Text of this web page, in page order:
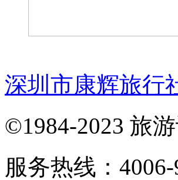
深圳市康辉旅行
©1984-2023 旅
服务热线：